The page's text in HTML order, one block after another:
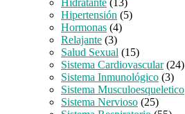
Hipertensión (5)
Hormonas (4)
Relajante (3)
Salud Sexual (15)
Sistema Cardiovascular (24)
Sistema Inmunológico (3)
Sistema Musculoesqueletico
Sistema Nervioso (25)